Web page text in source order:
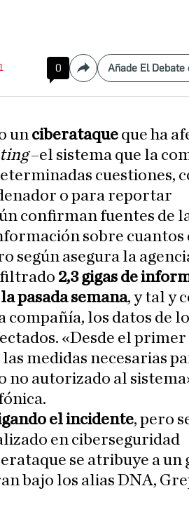
0 CompartirAñade El Debate
un ciberataque que ha
–el sistema que la
cuestiones,
o para reportar
confirman fuentes de
sobre cuantos
según asegura la
filtrado 2,3 gigas de
la pasada semana, y tal y
los datos de
«Desde el primer
medidas necesarias
no autorizado al
el incidente, pero
en ciberseguridad
se atribuye a un
bajo los alias DNA,